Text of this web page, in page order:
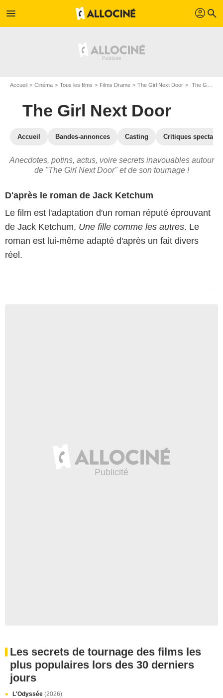
menu profil search
Accueil Cinéma Tous les films Films Drame The Girl Next Door The Girl Next Door : les secrets du tournage
The Girl Next Door
Accueil Bandes-annonces Casting Critiques
Anecdotes, potins, actus, voire secrets inavouables autour
de "The Girl Next Door" et de son tournage !
D'après le roman de Jack Ketchum
Le film est l'adaptation d'un roman réputé éprouvant
de Jack Ketchum, Une fille comme les autres. Le
roman est lui-même adapté d'après un fait divers
réel.
Les secrets de tournage des films les
plus populaires lors des 30 derniers
jours
L'Odyssée (2026)